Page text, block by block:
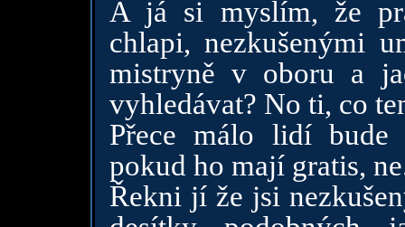
A já si myslím, že
chlapi, nezkušenými
mistryně v oboru a
vyhledávat? No ti, co
Přece málo lidí
pokud ho mají gratis,
Řekni jí že jsi